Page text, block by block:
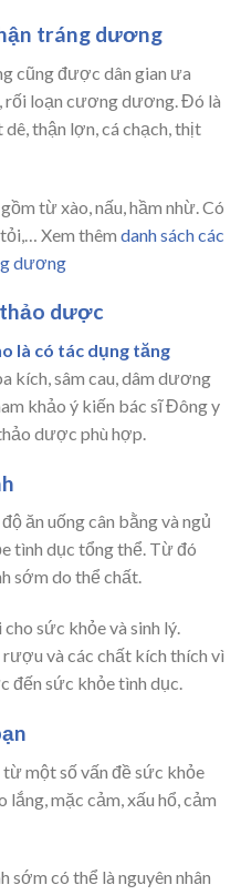
tráng dương
cũng được dân gian ưa
rối loạn cương dương. Đó là
thận lợn, cá chạch, thịt
từ xào, nấu, hầm nhừ. Có
Xem thêm danh sách các
dương
dược
là có tác dụng tăng
kích, sâm cau, dâm dương
khảo ý kiến ​​bác sĩ Đông y
dược phù hợp.
ăn uống cân bằng và ngủ
tình dục tổng thể. Từ đó
sớm do thể chất.
sức khỏe và sinh lý.
rượu và các chất kích thích vì
đến sức khỏe tình dục.
một số vấn đề sức khỏe
mặc cảm, xấu hổ, cảm
sớm có thể là nguyên nhân